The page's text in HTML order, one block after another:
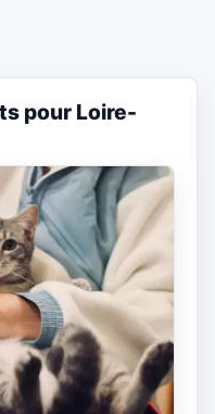
pour Loire-